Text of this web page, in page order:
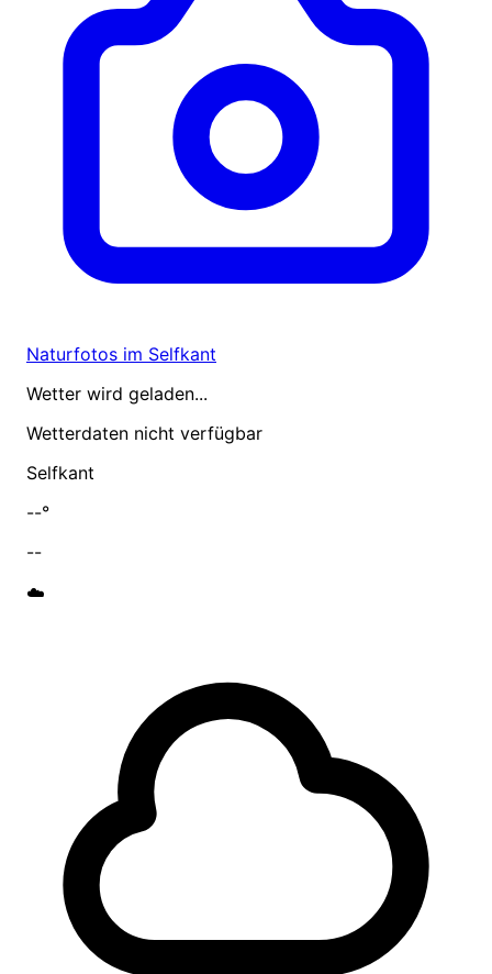
Naturfotos im Selfkant
Wetter wird geladen...
Wetterdaten nicht verfügbar
Selfkant
--°
--
☁️